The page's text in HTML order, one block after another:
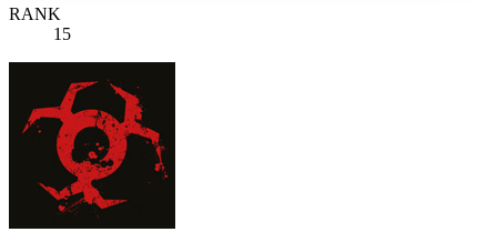
RANK
15